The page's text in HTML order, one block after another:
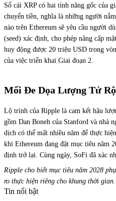
Sổ cái XRP có hai tính năng gốc của
chuyển tiền, nghĩa là những người
nào trên Ethereum sẽ yêu cầu người
(seed) xác định, cho phép nâng cấp
huy động được 20 triệu USD trong
của việc triển khai Giai đoạn 2.
Mối Đe Dọa Lượng Tử
Lộ trình của Ripple là cam kết hậu
gồm Dan Boneh của Stanford và nhà
dịch có thể mất nhiều năm để thực
khi Ethereum đang đặt mục tiêu năm
định trở lại. Cùng ngày, SoFi đã xác
Ripple cho biết mục tiêu năm 2028
ro thực hiện riêng cho khung thời gian.
Tin nổi bật